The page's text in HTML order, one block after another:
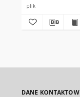
plik
DANE